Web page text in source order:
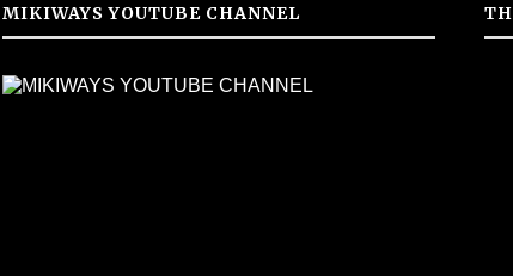
MIKIWAYS YOUTUBE CHANNEL